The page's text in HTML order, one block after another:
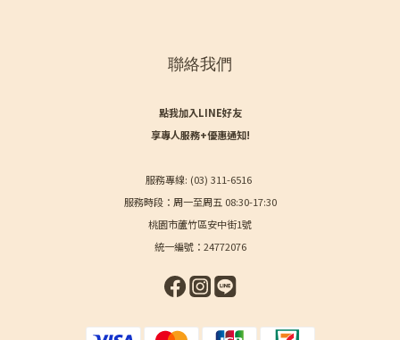
聯絡我們
點我加入LINE好友
享專人服務+優惠通知!
服務專線: (03) 311-6516
服務時段：周一至周五 08:30-17:30
桃園市蘆竹區安中街1號
統一編號：24772076